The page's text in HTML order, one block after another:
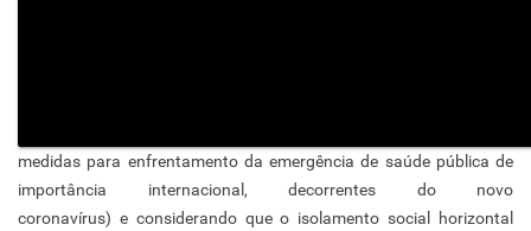
medidas para enfrentamento da emergência de saúde pública de
importância internacional, decorrentes do novo
coronavírus) e considerando que o isolamento social horizontal